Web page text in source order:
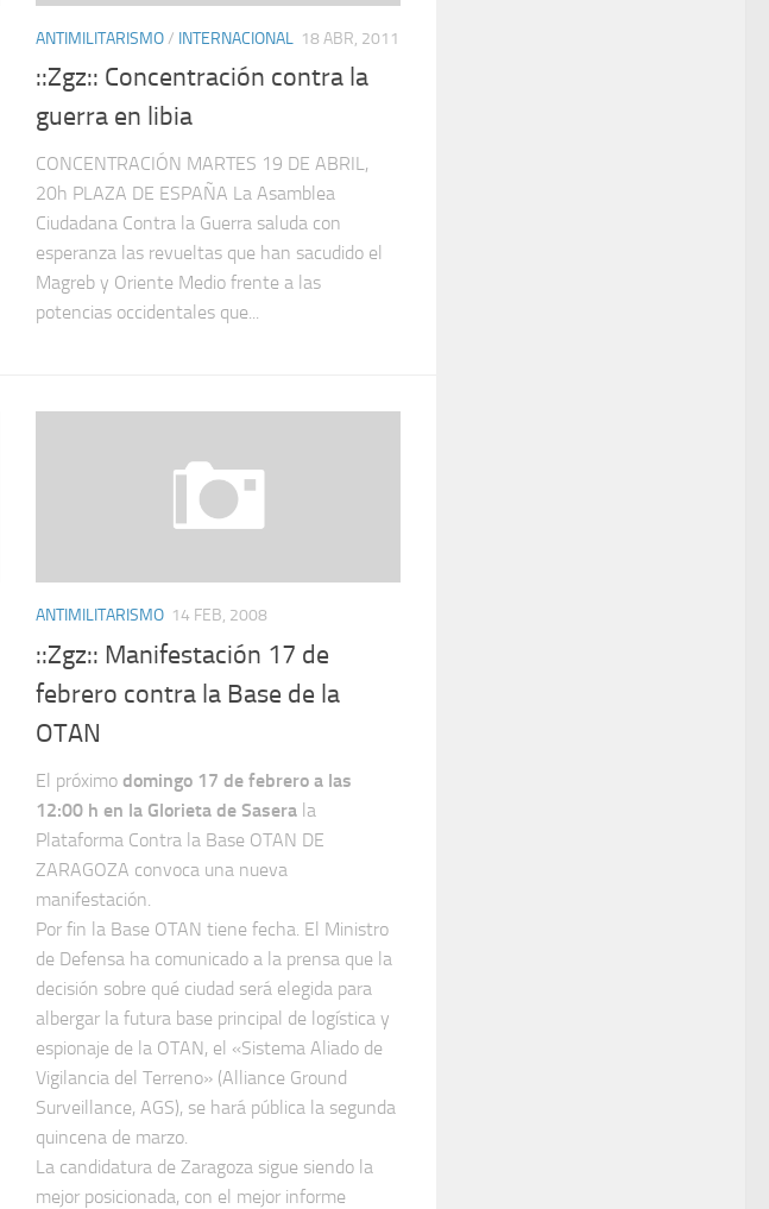
ANTIMILITARISMO/ INTERNACIONAL 18 ABR, 2011
::Zgz:: Concentración contra la
guerra en libia
CONCENTRACIÓN MARTES 19 DE ABRIL,
20h PLAZA DE ESPAÑA La Asamblea
Ciudadana Contra la Guerra saluda con
esperanza las revueltas que han sacudido el
Magreb y Oriente Medio frente a las
potencias occidentales que...
ANTIMILITARISMO 14 FEB, 2008
::Zgz:: Manifestación 17 de
febrero contra la Base de la
OTAN
El próximo domingo 17 de febrero a las
12:00 h en la Glorieta de Sasera la
Plataforma Contra la Base OTAN DE
ZARAGOZA convoca una nueva
manifestación.
Por fin la Base OTAN tiene fecha. El Ministro
de Defensa ha comunicado a la prensa que la
decisión sobre qué ciudad será elegida para
albergar la futura base principal de logística y
espionaje de la OTAN, el «Sistema Aliado de
Vigilancia del Terreno» (Alliance Ground
Surveillance, AGS), se hará pública la segunda
quincena de marzo.
La candidatura de Zaragoza sigue siendo la
mejor posicionada, con el mejor informe